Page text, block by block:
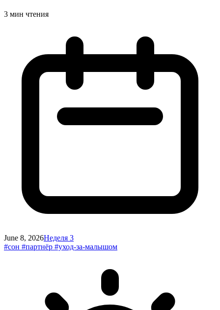
3 мин чтения
June 8, 2026Неделя 3
#сон #партнёр #уход-за-малышом